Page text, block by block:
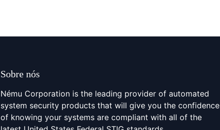
Sobre nós
Nému Corporation is the leading provider of automated
system security products that will give you the confidence
of knowing your systems are compliant with all of the